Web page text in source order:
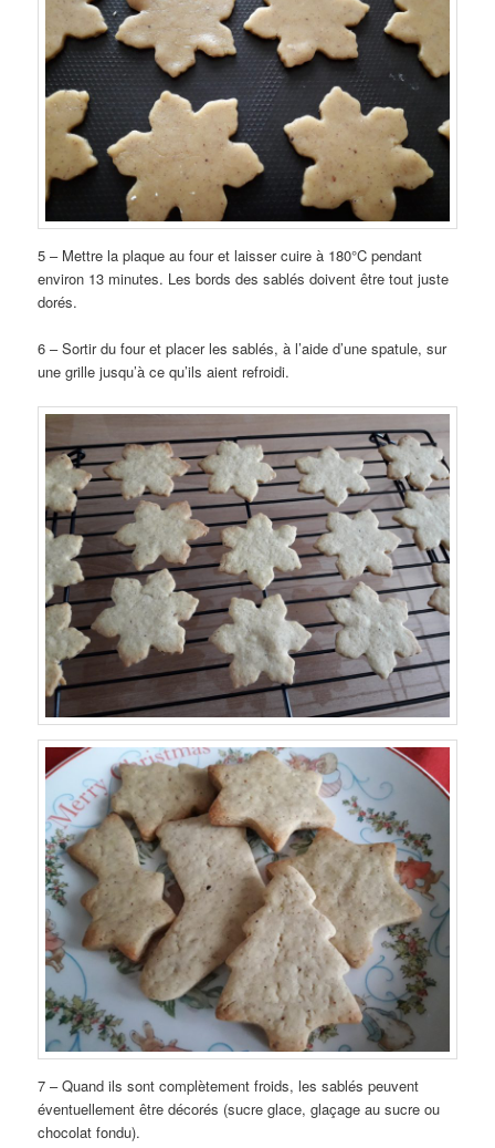
5 – Mettre la plaque au four et laisser cuire à 180°C pendant
environ 13 minutes. Les bords des sablés doivent être tout juste
dorés.
6 – Sortir du four et placer les sablés, à l’aide d’une spatule, sur
une grille jusqu’à ce qu’ils aient refroidi.
7 – Quand ils sont complètement froids, les sablés peuvent
éventuellement être décorés (sucre glace, glaçage au sucre ou
chocolat fondu).